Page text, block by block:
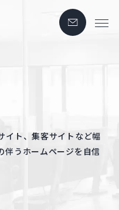
イト、集客サイトなど幅
伴うホームページを自信